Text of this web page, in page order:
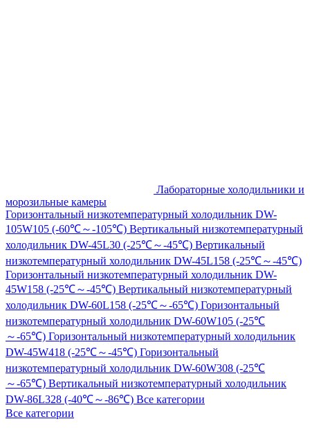
Лабораторные холодильники и
морозильные камеры
Горизонтальный низкотемпературный холодильник DW-
105W105 (-60℃～-105℃) Вертикальный низкотемпературный
холодильник DW-45L30 (-25℃～-45℃) Вертикальный
низкотемпературный холодильник DW-45L158 (-25℃～-45℃)
Горизонтальный низкотемпературный холодильник DW-
45W158 (-25℃～-45℃) Вертикальный низкотемпературный
холодильник DW-60L158 (-25℃～-65℃) Горизонтальный
низкотемпературный холодильник DW-60W105 (-25℃
～-65℃) Горизонтальный низкотемпературный холодильник
DW-45W418 (-25℃～-45℃) Горизонтальный
низкотемпературный холодильник DW-60W308 (-25℃
～-65℃) Вертикальный низкотемпературный холодильник
DW-86L328 (-40℃～-86℃) Все категории
Все категории